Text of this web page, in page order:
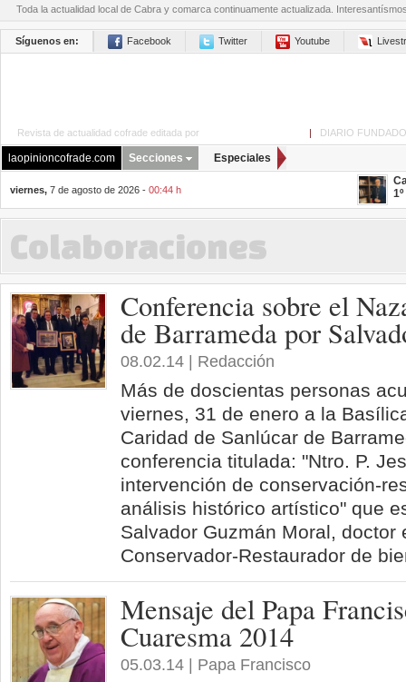
Toda la actualidad local de Cabra y comarca continuamente actualizada.
Síguenos en: Facebook Twitter Youtube
Revista de actualidad cofrade editada por | DIARIO
laopinioncofrade.com Secciones Especiales
viernes, 7 de agosto de 2026 - 00:44 h
Colaboraciones
Conferencia sobre el
de Barrameda por
08.02.14 | Redacción
Más de doscientas personas
viernes, 31 de enero a la
Caridad de Sanlúcar de
conferencia titulada: "Ntro. P.
intervención de conservación-
análisis histórico artístico" que
Salvador Guzmán Moral, doctor
Conservador-Restaurador de
Mensaje del Papa
Cuaresma 2014
05.03.14 | Papa Francisco